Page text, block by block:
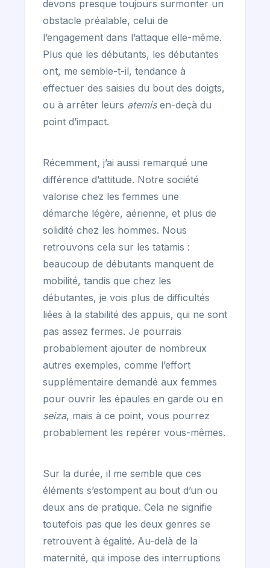
devons presque toujours surmonter un
obstacle préalable, celui de
l’engagement dans l’attaque elle-même.
Plus que les débutants, les débutantes
ont, me semble-t-il, tendance à
effectuer des saisies du bout des doigts,
ou à arrêter leurs atemisen-deçà du
point d’impact.
Récemment, j’ai aussi remarqué une
différence d’attitude. Notre société
valorise chez les femmes une
démarche légère, aérienne, et plus de
solidité chez les hommes. Nous
retrouvons cela sur les tatamis :
beaucoup de débutants manquent de
mobilité, tandis que chez les
débutantes, je vois plus de difficultés
liées à la stabilité des appuis, qui ne sont
pas assez fermes. Je pourrais
probablement ajouter de nombreux
autres exemples, comme l’effort
supplémentaire demandé aux femmes
pour ouvrir les épaules en garde ou en
seiza, mais à ce point, vous pourrez
probablement les repérer vous-mêmes.
Sur la durée, il me semble que ces
éléments s’estompent au bout d’un ou
deux ans de pratique. Cela ne signifie
toutefois pas que les deux genres se
retrouvent à égalité. Au-delà de la
maternité, qui impose des interruptions